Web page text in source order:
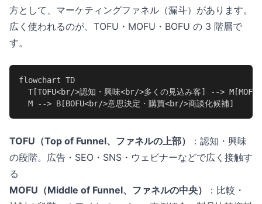
方として、マーケティングファネル（漏斗）があります。
広く使われるのが、TOFU・MOFU・BOFU の 3 階層で
す。
flowchart TD
T[TOFU<br/>認知・興味<br/>多くの見込み客] -->
  M --> B[BOFU<br/>意思決定・購買<br/>商談化候補]
TOFU（Top of Funnel、ファネルの上部）
：認知・興味
の段階。広告・SEO・SNS・ウェビナーなどで広く接触す
る
MOFU（Middle of Funnel、ファネルの中央）
：比較・